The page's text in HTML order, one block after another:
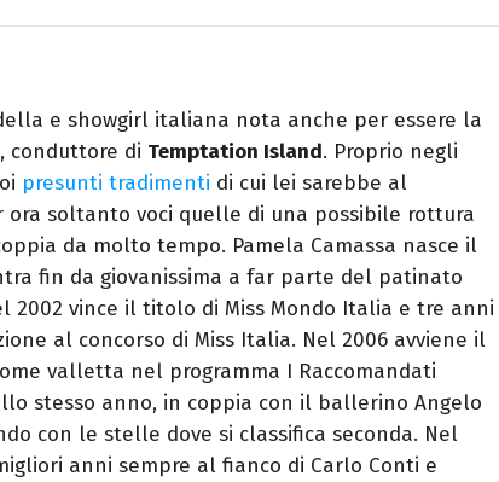
e showgirl italiana nota anche per essere la
conduttore di Temptation Island. Proprio negli
presunti tradimenti di cui lei sarebbe al
ora soltanto voci quelle di una possibile rottura
da molto tempo. Pamela Camassa nasce il
fin da giovanissima a far parte del patinato
2002 vince il titolo di Miss Mondo Italia e tre anni
al concorso di Miss Italia. Nel 2006 avviene il
valletta nel programma I Raccomandati
stesso anno, in coppia con il ballerino Angelo
con le stelle dove si classifica seconda. Nel
anni sempre al fianco di Carlo Conti e